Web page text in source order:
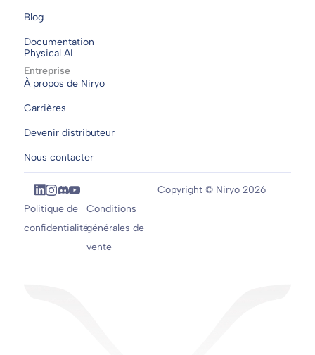
Blog
Documentation
Physical AI
Entreprise
À propos de Niryo
Carrières
Devenir distributeur
Nous contacter
Politique de
confidentialité
Conditions
générales de
vente
Copyright © Niryo 2026